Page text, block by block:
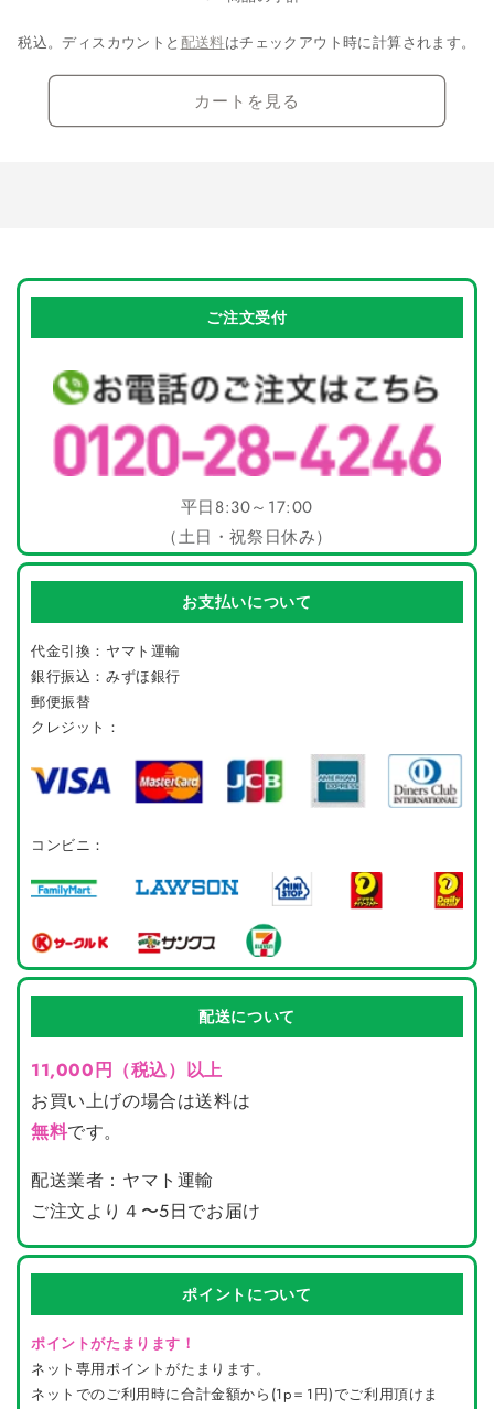
税込。ディスカウントと 配送料はチェックアウト時に計算されます。
カートを見る
ご注文受付
平日8:30～17:00
（土日・祝祭日休み）
お支払いについて
代金引換：ヤマト運輸
銀行振込：みずほ銀行
郵便振替
クレジット：
コンビニ：
配送について
11,000円（税込）以上
お買い上げの場合は送料は
無料です。
配送業者：ヤマト運輸
ご注文より４〜5日でお届け
ポイントについて
ポイントがたまります！
ネット専用ポイントがたまります。
ネットでのご利用時に合計金額から(1p＝1円)でご利用頂けま